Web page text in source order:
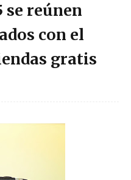
se reúnen
con el
gratis